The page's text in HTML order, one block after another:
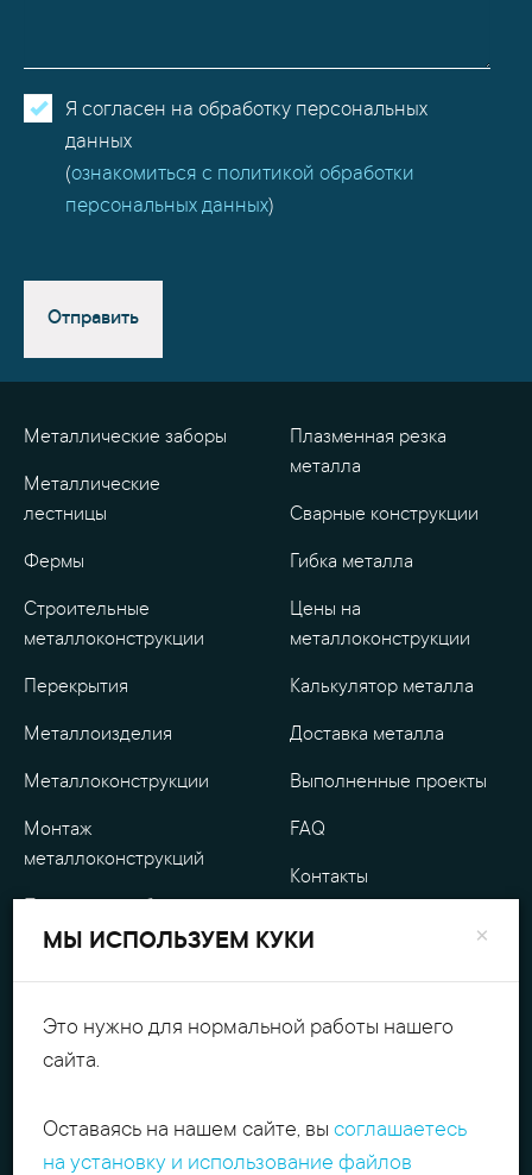
Я согласен на обработку персональных
данных
(ознакомиться с политикой обработки
персональных данных)
Отправить
Металлические заборы
Металлические
лестницы
Фермы
Строительные
металлоконструкции
Перекрытия
Металлоизделия
Металлоконструкции
Монтаж
металлоконструкций
Уличные
металлоизделия
Обработка металла
Плазменная резка
металла
Сварные конструкции
Гибка металла
Цены на
металлоконструкции
Калькулятор металла
Доставка металла
Выполненные проекты
FAQ
Контакты
Оплата
×
МЫ ИСПОЛЬЗУЕМ КУКИ
Это нужно для нормальной работы нашего
сайта.
Оставаясь на нашем сайте, вы соглашаетесь
на установку и использование файлов